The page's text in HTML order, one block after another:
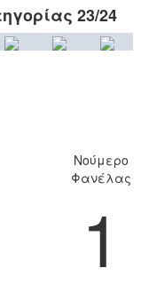
23/24
Νούμερο
Φανέλας
1